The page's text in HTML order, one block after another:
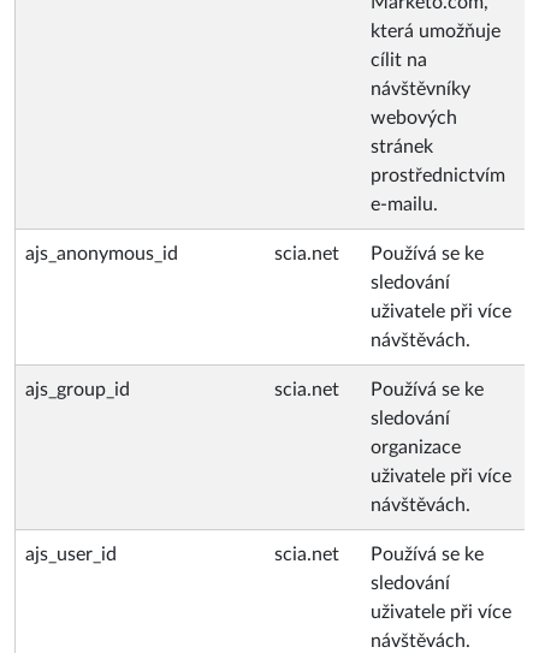
která umožňuje
cílit na
návštěvníky
webových
stránek
prostřednictvím
e-mailu.
ajs_anonymous_id scia.net
Používá se ke
sledování
uživatele při více
návštěvách.
ajs_group_id scia.net
Používá se ke
sledování
organizace
uživatele při více
návštěvách.
ajs_user_id scia.net
Používá se ke
sledování
uživatele při více
návštěvách.